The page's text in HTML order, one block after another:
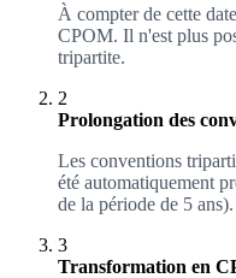
À compter de cette
CPOM. Il n'est plus
tripartite.
2
Prolongation des
Les conventions
été automatiquement
de la période de 5 ans).
3
Transformation en